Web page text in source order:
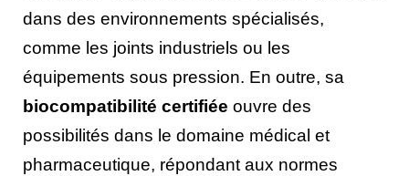
dans des environnements spécialisés,
comme les joints industriels ou les
équipements sous pression. En outre, sa
biocompatibilité certifiée ouvre des
possibilités dans le domaine médical et
pharmaceutique, répondant aux normes